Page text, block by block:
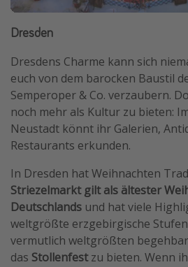
Dresden
Dresdens Charme kann sich
euch von dem barocken Baustil
Semperoper & Co. verzaubern.
noch mehr als Kultur zu bieten:
Neustadt könnt ihr Galerien,
Restaurants erkunden.
In Dresden hat Weihnachten
Striezelmarkt gilt als ältester
Deutschlands und hat viele
weltgrößte erzgebirgische
vermutlich weltgrößten
das Stollenfestzu bieten. Wenn